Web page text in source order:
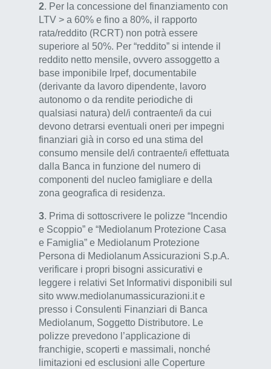
2. Per la concessione del finanziamento con
LTV > a 60% e fino a 80%, il rapporto
rata/reddito (RCRT) non potrà essere
superiore al 50%. Per “reddito” si intende il
reddito netto mensile, ovvero assoggetto a
base imponibile Irpef, documentabile
(derivante da lavoro dipendente, lavoro
autonomo o da rendite periodiche di
qualsiasi natura) del/i contraente/i da cui
devono detrarsi eventuali oneri per impegni
finanziari già in corso ed una stima del
consumo mensile del/i contraente/i effettuata
dalla Banca in funzione del numero di
componenti del nucleo famigliare e della
zona geografica di residenza.
3. Prima di sottoscrivere le polizze “Incendio
e Scoppio” e “Mediolanum Protezione Casa
e Famiglia” e Mediolanum Protezione
Persona di Mediolanum Assicurazioni S.p.A.
verificare i propri bisogni assicurativi e
leggere i relativi Set Informativi disponibili sul
sito www.mediolanumassicurazioni.it e
presso i Consulenti Finanziari di Banca
Mediolanum, Soggetto Distributore. Le
polizze prevedono l’applicazione di
franchigie, scoperti e massimali, nonché
limitazioni ed esclusioni alle Coperture